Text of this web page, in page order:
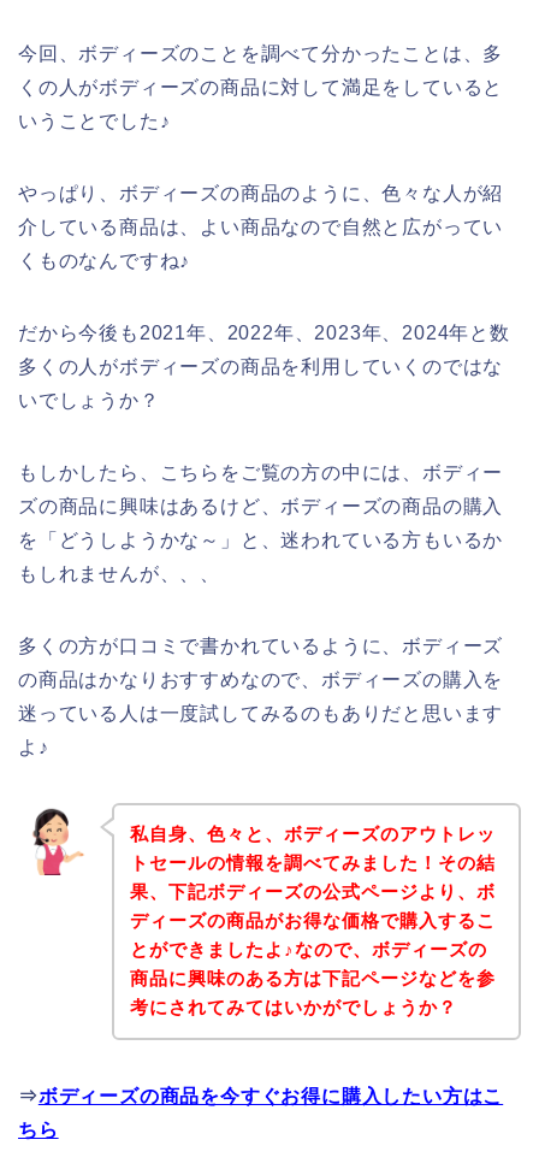
今回、ボディーズのことを調べて分かったことは、多
くの人がボディーズの商品に対して満足をしていると
いうことでした♪
やっぱり、ボディーズの商品のように、色々な人が紹
介している商品は、よい商品なので自然と広がってい
くものなんですね♪
だから今後も2021年、2022年、2023年、2024年と数
多くの人がボディーズの商品を利用していくのではな
いでしょうか？
もしかしたら、こちらをご覧の方の中には、ボディー
ズの商品に興味はあるけど、ボディーズの商品の購入
を「どうしようかな～」と、迷われている方もいるか
もしれませんが、、、
多くの方が口コミで書かれているように、ボディーズ
の商品はかなりおすすめなので、ボディーズの購入を
迷っている人は一度試してみるのもありだと思います
よ♪
私自身、色々と、ボディーズのアウトレッ
トセールの情報を調べてみました！その結
果、下記ボディーズの公式ページより、ボ
ディーズの商品がお得な価格で購入するこ
とができましたよ♪なので、ボディーズの
商品に興味のある方は下記ページなどを参
考にされてみてはいかがでしょうか？
⇒ボディーズの商品を今すぐお得に購入したい方はこ
ちら